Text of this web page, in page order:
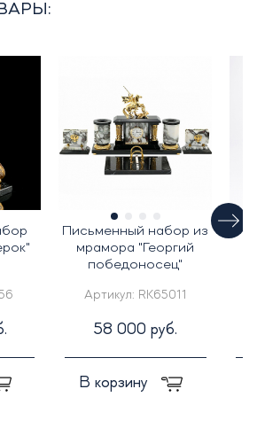
Письменный набор из
мрамора "Георгий
победоносец"
Артикул: RK65011
58 000 руб.
В корзину